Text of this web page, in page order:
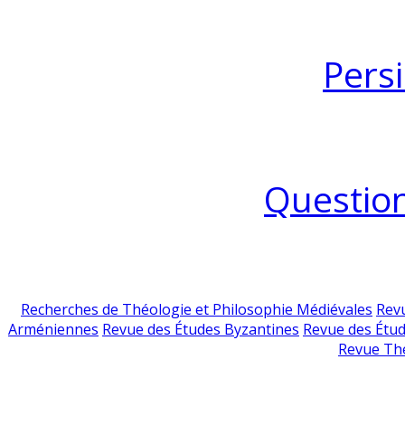
Recherches de Théologie et Philosophie Médiévales
Arméniennes Revue des Études Byzantines Revue des
Revue